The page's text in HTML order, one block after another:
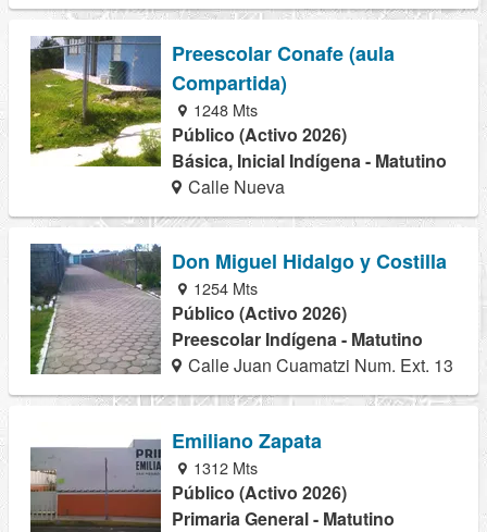
Preescolar Conafe (aula
Compartida)
1248 Mts
Público (Activo 2026)
Básica, Inicial Indígena - Matutino
Calle Nueva
Don Miguel Hidalgo y Costilla
1254 Mts
Público (Activo 2026)
Preescolar Indígena - Matutino
Calle Juan Cuamatzi Num. Ext. 13
Emiliano Zapata
1312 Mts
Público (Activo 2026)
Primaria General - Matutino